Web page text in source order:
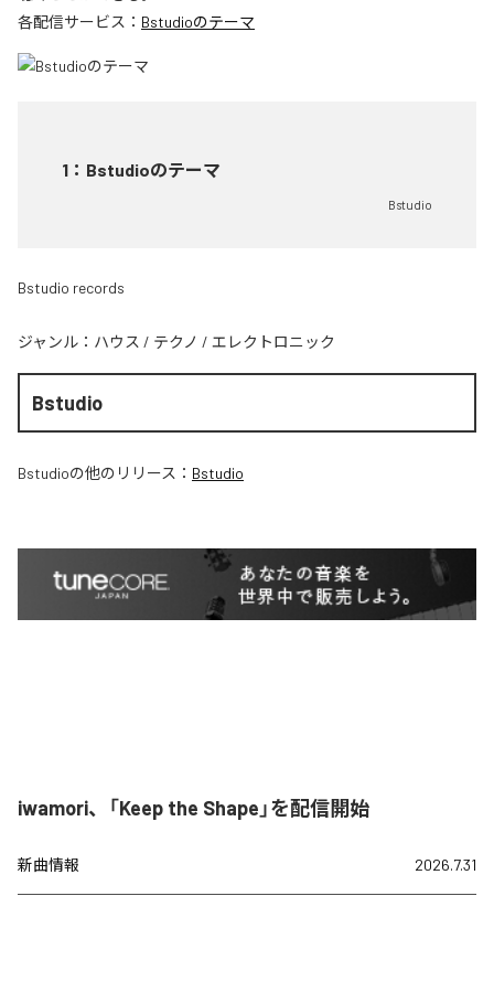
各配信サービス： Bstudioのテーマ
1 ： Bstudioのテーマ
Bstudio
Bstudio records
ジャンル： ハウス / テクノ / エレクトロニック
Bstudio
Bstudioの他のリリース： Bstudio
iwamori、「Keep the Shape」を配信開始
新曲情報 2026.7.31